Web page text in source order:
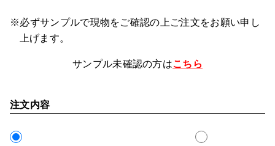
※必ずサンプルで現物をご確認の上ご注文をお願い申し
上げます。
サンプル未確認の方はこちら
注文内容